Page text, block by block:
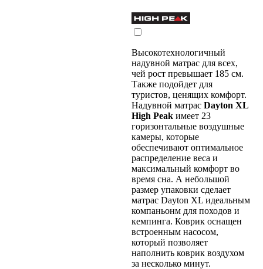
Высокотехнологичный
надувной матрас для всех,
чей рост превышает 185 см.
Также подойдет для
туристов, ценящих комфорт.
Надувной матрас Dayton XL
High Peak имеет 23
горизонтальные воздушные
камеры, которые
обеспечивают оптимальное
распределение веса и
максимальный комфорт во
время сна. А небольшой
размер упаковки сделает
матрас Dayton XL идеальным
компаньонм для походов и
кемпинга. Коврик оснащен
встроенным насосом,
который позволяет
наполнить коврик воздухом
за несколько минут.